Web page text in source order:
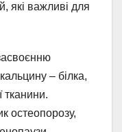
які важливі для
– білка,
тканини.
остеопорозу,